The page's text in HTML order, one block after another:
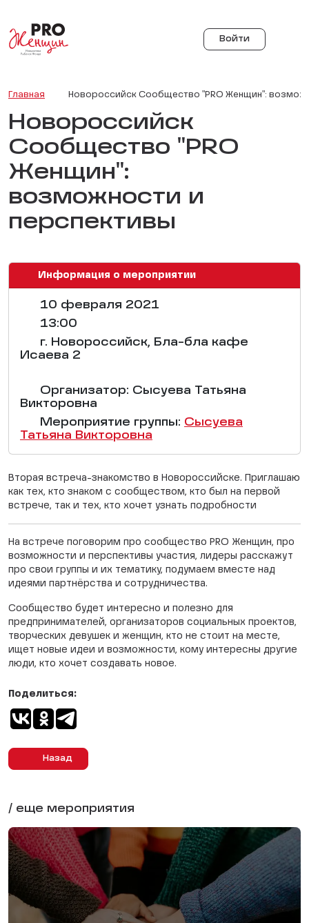
Войти
Главная Новороссийск Сообщество "PRO Женщин":
Новороссийск
Сообщество "PRO
Женщин":
возможности и
перспективы
Информация о мероприятии
10 февраля 2021
13:00
г. Новороссийск, Бла-бла кафе
Исаева 2
Организатор: Сысуева Татьяна
Викторовна
Мероприятие группы: Сысуева
Татьяна Викторовна
Вторая встреча-знакомство в Новороссийске. Приглашаю
как тех, кто знаком с сообществом, кто был на первой
встрече, так и тех, кто хочет узнать подробности
На встрече поговорим про сообщество PRO Женщин, про
возможности и перспективы участия, лидеры расскажут
про свои группы и их тематику, подумаем вместе над
идеями партнёрства и сотрудничества.
Сообщество будет интересно и полезно для
предпринимателей, организаторов социальных проектов,
творческих девушек и женщин, кто не стоит на месте,
ищет новые идеи и возможности, кому интересны другие
люди, кто хочет создавать новое.
Назад
Поделиться:
/ еще мероприятия